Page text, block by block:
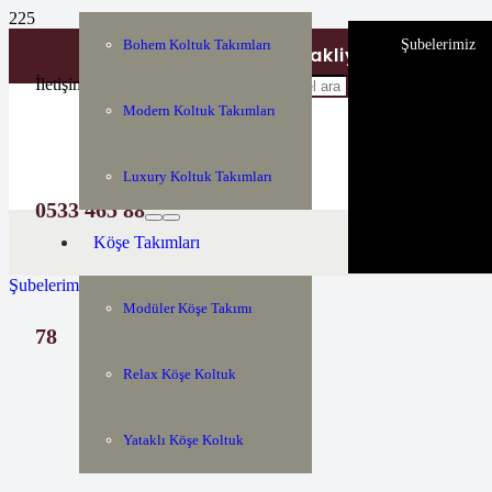
Tüm Türkiyeye Nakliye ve Montaj
İletişim
0533 465 88
78
Şubelerimiz
Bohem Koltuk Takımları
Modern Koltuk Takımları
Luxury Koltuk Takımları
Köşe Takımları
Modüler Köşe Takımı
Relax Köşe Koltuk
Yataklı Köşe Koltuk
Şubelerimiz